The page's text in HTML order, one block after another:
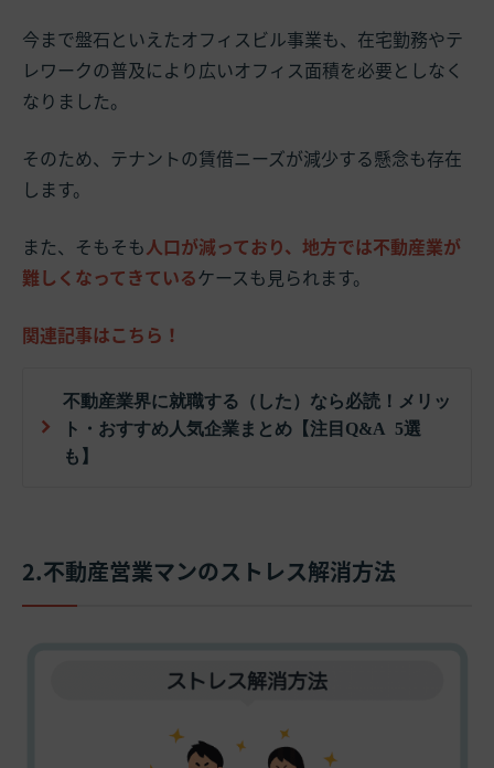
今まで盤石といえたオフィスビル事業も、在宅勤務やテ
レワークの普及により広いオフィス面積を必要としなく
なりました。
そのため、テナントの賃借ニーズが減少する懸念も存在
します。
また、そもそも人口が減っており、地方では不動産業が
難しくなってきているケースも見られます。
関連記事はこちら！
不動産業界に就職する（した）なら必読！メリッ
ト・おすすめ人気企業まとめ【注目Q&A 5選
も】
2.不動産営業マンのストレス解消方法